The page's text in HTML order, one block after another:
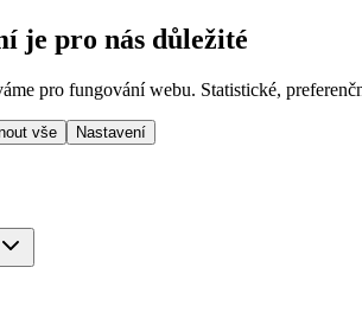
je pro nás důležité
pro fungování webu. Statistické,
vše Nastavení